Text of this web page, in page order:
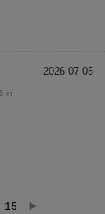
2026-07-05
in
15